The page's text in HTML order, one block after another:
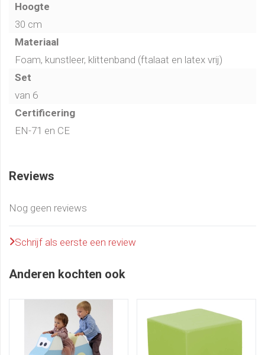
Hoogte
30 cm
Materiaal
Foam, kunstleer, klittenband (ftalaat en latex vrij)
Set
van 6
Certificering
EN-71 en CE
Reviews
Nog geen reviews
Schrijf als eerste een review
Anderen kochten ook